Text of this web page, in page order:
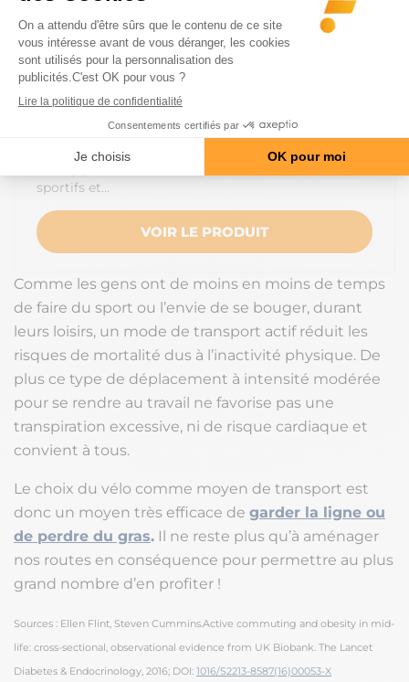
SUPERSET NUTRITION
PROGRAMME SÈCHE EXTRÊME
PRÊT(E) À SÉCHER COMME JAMAIS ? Les coachs
sportifs et…
VOIR LE PRODUIT
Comme les gens ont de moins en moins de temps
de faire du sport ou l’envie de se bouger, durant
leurs loisirs, un mode de transport actif réduit les
risques de mortalité dus à l’inactivité physique. De
plus ce type de déplacement à intensité modérée
pour se rendre au travail ne favorise pas une
transpiration excessive, ni de risque cardiaque et
convient à tous.
Le choix du vélo comme moyen de transport est
donc un moyen très efficace de garder la ligne ou
de perdre du gras. Il ne reste plus qu’à aménager
nos routes en conséquence pour permettre au plus
grand nombre d’en profiter !
Sources : Ellen Flint, Steven Cummins.Active commuting and obesity in mid-
life: cross-sectional, observational evidence from UK Biobank. The Lancet
Diabetes & Endocrinology, 2016; DOI: 1016/S2213-8587(16)00053-X